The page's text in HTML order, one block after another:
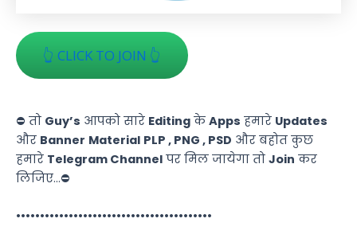
👆 CLICK TO JOIN 👆
⛔ तो Guy’s आपको सारे Editing के Apps हमारे Updates
और Banner Material PLP , PNG , PSD और बहोत कुछ
हमारे Telegram Channel पर मिल जायेगा तो Join कर
लिजिए…⛔
•••••••••••••••••••••••••••••••••••••••••